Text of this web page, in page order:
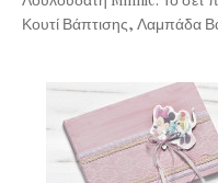
Κουτί Βάπτισης, Λαμπάδα